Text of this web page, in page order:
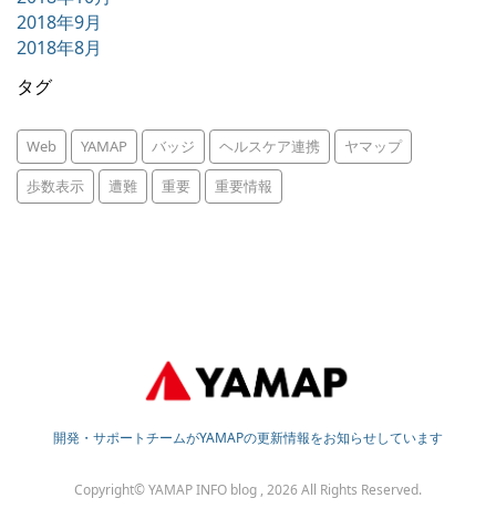
2018年9月
2018年8月
タグ
Web YAMAP バッジ ヘルスケア連携
ヤマップ
歩数表示
遭難 重要 重要情報
開発・サポートチームがYAMAPの更新情報をお知らせしています
Copyright© YAMAP INFO blog , 2026 All Rights Reserved.